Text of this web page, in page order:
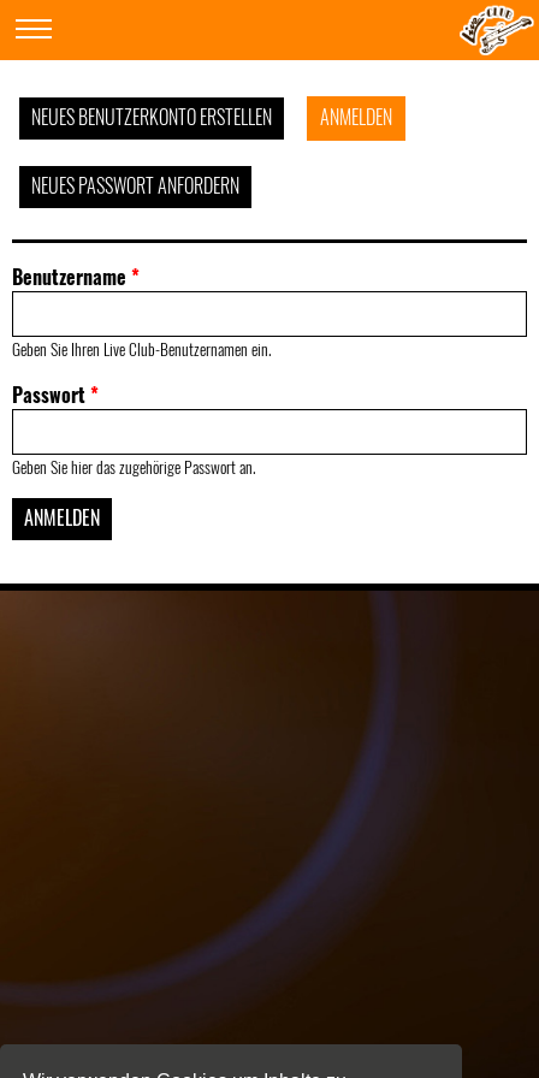
NEUES BENUTZERKONTO ERSTELLEN ANMELDEN
NEUES PASSWORT ANFORDERN
Benutzername *
Geben Sie Ihren Live Club-Benutzernamen ein.
Passwort*
Geben Sie hier das zugehörige Passwort an.